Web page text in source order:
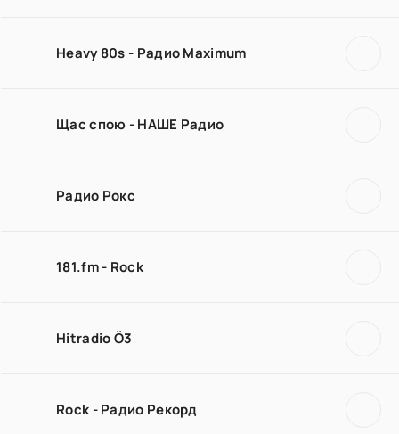
Heavy 80s - Радио Maximum
Щас спою - НАШЕ Радио
Радио Рокс
181.fm - Rock
Hitradio Ö3
Rock - Радио Рекорд